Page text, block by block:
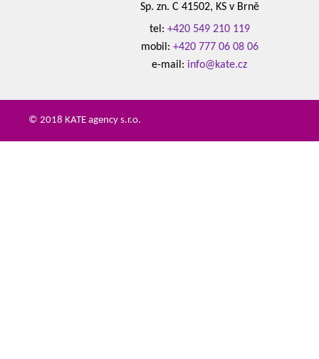
Sp. zn. C 41502, KS v Brně
tel: +420 549 210 119
mobil: +420 777 06 08 06
e-mail: info@kate.cz
© 2018 KATE agency s.r.o.